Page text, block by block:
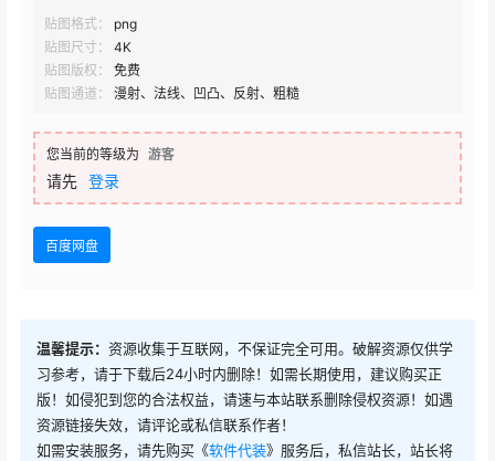
贴图格式：
png
贴图尺寸：
4K
贴图版权：
免费
贴图通道：
漫射、法线、凹凸、反射、粗糙
您当前的等级为 游客
请先 登录
百度网盘
温馨提示： 资源收集于互联网，不保证完全可用。破解资源仅供学
习参考，请于下载后24小时内删除！如需长期使用，建议购买正
版！如侵犯到您的合法权益，请速与本站联系删除侵权资源！如遇
资源链接失效，请评论或私信联系作者！
如需安装服务，请先购买《软件代装》服务后，私信站长，站长将